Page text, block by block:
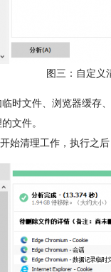
图三：自定义
时文件、浏览器缓存
文件。
始清理工作，执行之